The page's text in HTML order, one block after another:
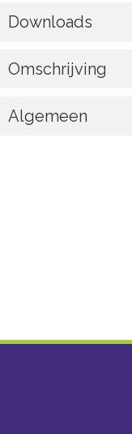
Downloads
Omschrijving
Algemeen